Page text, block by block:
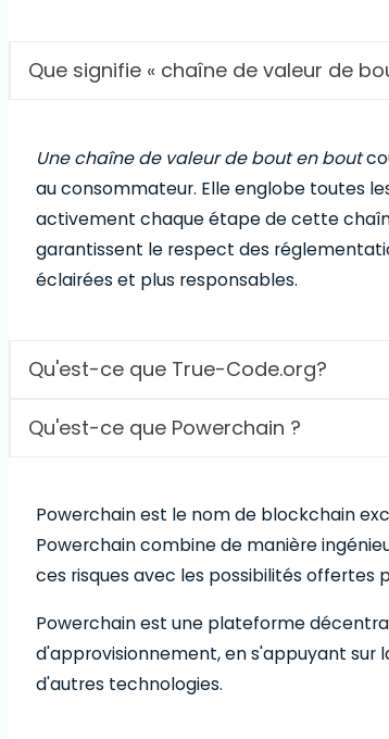
Que signifie « chaîne de valeur de
Une chaîne de valeur de bout en bout
au consommateur. Elle englobe toutes
activement chaque étape de cette
garantissent le respect des
éclairées et plus responsables.
Qu'est-ce que True-Code.org?
Qu'est-ce que Powerchain ?
Powerchain est le nom de blockchain
Powerchain combine de manière
ces risques avec les possibilités
Powerchain est une plateforme
d'approvisionnement, en s'appuyant sur
d'autres technologies.